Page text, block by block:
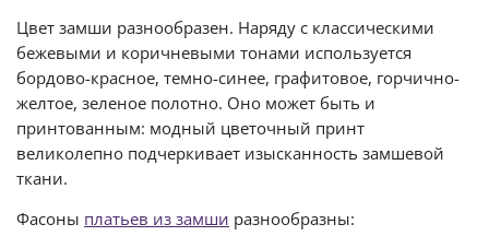
Цвет замши разнообразен. Наряду с классическими
бежевыми и коричневыми тонами используется
бордово-красное, темно-синее, графитовое, горчично-
желтое, зеленое полотно. Оно может быть и
принтованным: модный цветочный принт
великолепно подчеркивает изысканность замшевой
ткани.
Фасоны платьев из замши разнообразны: